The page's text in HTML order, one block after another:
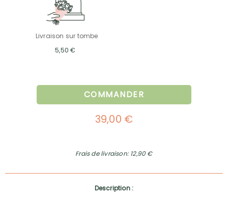
Livraison sur tombe
5,50 €
COMMANDER
39,00 €
Frais de livraison: 12,90 €
Description :